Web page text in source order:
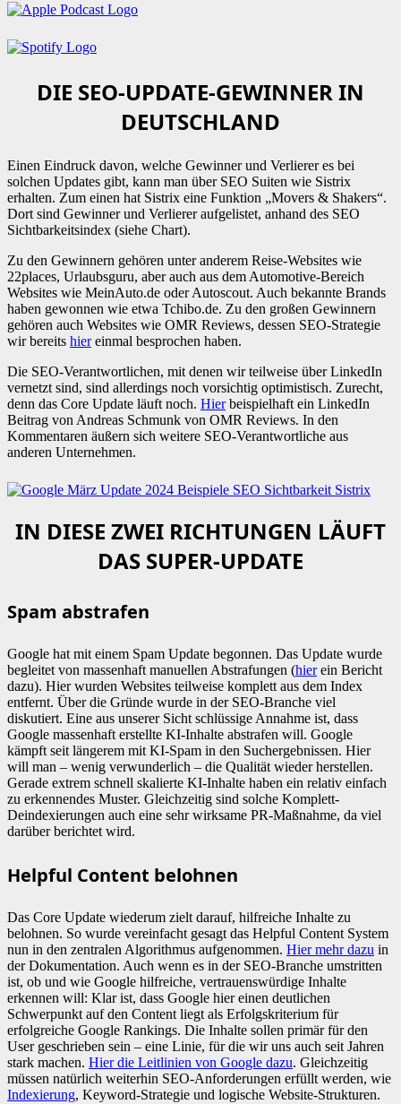
DIE SEO-UPDATE-GEWINNER IN
DEUTSCHLAND
Einen Eindruck davon, welche Gewinner und Verlierer es bei
solchen Updates gibt, kann man über SEO Suiten wie Sistrix
erhalten. Zum einen hat Sistrix eine Funktion „Movers & Shakers“.
Dort sind Gewinner und Verlierer aufgelistet, anhand des SEO
Sichtbarkeitsindex (siehe Chart).
Zu den Gewinnern gehören unter anderem Reise-Websites wie
22places, Urlaubsguru, aber auch aus dem Automotive-Bereich
Websites wie MeinAuto.de oder Autoscout. Auch bekannte Brands
haben gewonnen wie etwa Tchibo.de. Zu den großen Gewinnern
gehören auch Websites wie OMR Reviews, dessen SEO-Strategie
wir bereits hiereinmal besprochen haben.
Die SEO-Verantwortlichen, mit denen wir teilweise über LinkedIn
vernetzt sind, sind allerdings noch vorsichtig optimistisch. Zurecht,
denn das Core Update läuft noch. Hierbeispielhaft ein LinkedIn
Beitrag von Andreas Schmunk von OMR Reviews. In den
Kommentaren äußern sich weitere SEO-Verantwortliche aus
anderen Unternehmen.
IN DIESE ZWEI RICHTUNGEN LÄUFT
DAS SUPER-UPDATE
Spam abstrafen
Google hat mit einem Spam Update begonnen. Das Update wurde
begleitet von massenhaft manuellen Abstrafungen (hierein Bericht
dazu). Hier wurden Websites teilweise komplett aus dem Index
entfernt. Über die Gründe wurde in der SEO-Branche viel
diskutiert. Eine aus unserer Sicht schlüssige Annahme ist, dass
Google massenhaft erstellte KI-Inhalte abstrafen will. Google
kämpft seit längerem mit KI-Spam in den Suchergebnissen. Hier
will man – wenig verwunderlich – die Qualität wieder herstellen.
Gerade extrem schnell skalierte KI-Inhalte haben ein relativ einfach
zu erkennendes Muster. Gleichzeitig sind solche Komplett-
Deindexierungen auch eine sehr wirksame PR-Maßnahme, da viel
darüber berichtet wird.
Helpful Content belohnen
Das Core Update wiederum zielt darauf, hilfreiche Inhalte zu
belohnen. So wurde vereinfacht gesagt das Helpful Content System
nun in den zentralen Algorithmus aufgenommen. Hier mehr dazu in
der Dokumentation. Auch wenn es in der SEO-Branche umstritten
ist, ob und wie Google hilfreiche, vertrauenswürdige Inhalte
erkennen will: Klar ist, dass Google hier einen deutlichen
Schwerpunkt auf den Content liegt als Erfolgskriterium für
erfolgreiche Google Rankings. Die Inhalte sollen primär für den
User geschrieben sein – eine Linie, für die wir uns auch seit Jahren
stark machen. Hier die Leitlinien von Google dazu. Gleichzeitig
müssen natürlich weiterhin SEO-Anforderungen erfüllt werden, wie
Indexierung, Keyword-Strategie und logische Website-Strukturen.